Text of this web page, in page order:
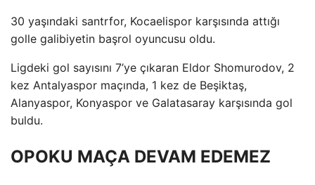
30 yaşındaki santrfor, Kocaelispor karşısında attığı
golle galibiyetin başrol oyuncusu oldu.
Ligdeki gol sayısını 7’ye çıkaran Eldor Shomurodov, 2
kez Antalyaspor maçında, 1 kez de Beşiktaş,
Alanyaspor, Konyaspor ve Galatasaray karşısında gol
buldu.
OPOKU MAÇA DEVAM EDEMEZ